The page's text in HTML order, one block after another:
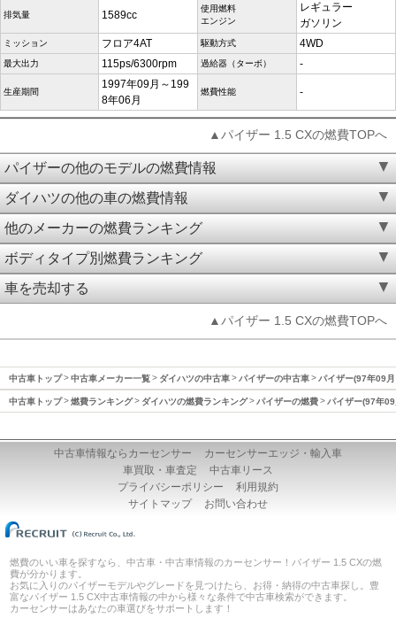
排気量 1589cc
使用燃料
エンジン
レギュラー
ガソリン
ミッション フロア4AT 駆動方式 4WD
最大出力 115ps/6300rpm 過給器（ターボ） -
生産期間
1997年09月～199
8年06月
燃費性能 -
▲パイザー 1.5 CXの燃費TOPへ
パイザーの他のモデルの燃費情報
ダイハツの他の車の燃費情報
他のメーカーの燃費ランキング
ボディタイプ別燃費ランキング
車を売却する
▲パイザー 1.5 CXの燃費TOPへ
中古車トップ 中古車メーカー一覧 ダイハツの中古車 パイザーの中古車 パイザー(97年09
中古車トップ 燃費ランキング ダイハツの燃費ランキング パイザーの燃費 パイザー(97年
中古車情報ならカーセンサー
カーセンサーエッジ・輸入車
車買取・車査定
中古車リース
プライバシーポリシー
利用規約
サイトマップ
お問い合わせ
燃費のいい車を探すなら、中古車・中古車情報のカーセンサー！パイザー 1.5 CXの燃
費が分かります。
お気に入りのパイザーモデルやグレードを見つけたら、お得・納得の中古車探し。豊
富なパイザー 1.5 CX中古車情報の中から様々な条件で中古車検索ができます。
カーセンサーはあなたの車選びをサポートします！